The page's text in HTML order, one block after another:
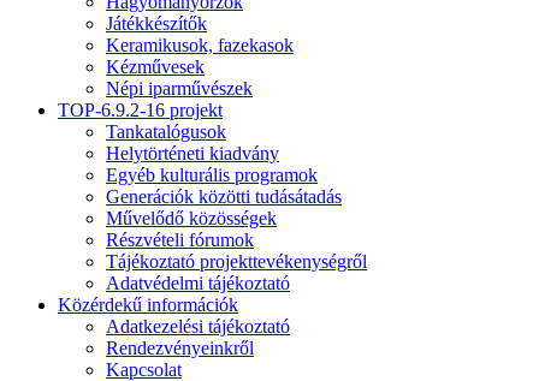
Játékkészítők
Keramikusok, fazekasok
Kézművesek
Népi iparművészek
TOP-6.9.2-16 projekt
Tankatalógusok
Helytörténeti kiadvány
Egyéb kulturális programok
Generációk közötti tudásátadás
Művelődő közösségek
Részvételi fórumok
Tájékoztató projekttevékenységről
Adatvédelmi tájékoztató
Közérdekű információk
Adatkezelési tájékoztató
Rendezvényeinkről
Kapcsolat